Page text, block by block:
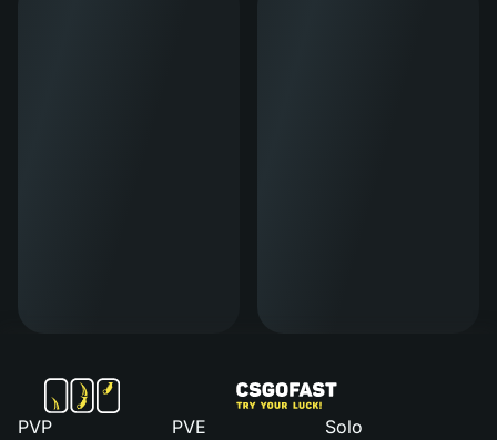
PVP PVE Solo